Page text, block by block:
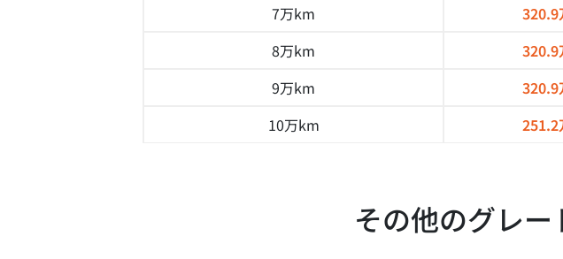
7万km
320.9
8万km
320.9
9万km
320.9
10万km
251.2
その他のグレ